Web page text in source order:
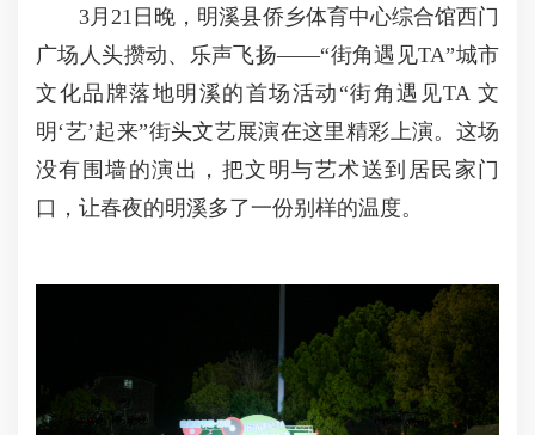
3月21日晚，明溪县侨乡体育中心综合馆西门
广场人头攒动、乐声飞扬——“街角遇见TA”城市
文化品牌落地明溪的首场活动“街角遇见TA 文
明‘艺’起来”街头文艺展演在这里精彩上演。这场
没有围墙的演出，把文明与艺术送到居民家门
口，让春夜的明溪多了一份别样的温度。